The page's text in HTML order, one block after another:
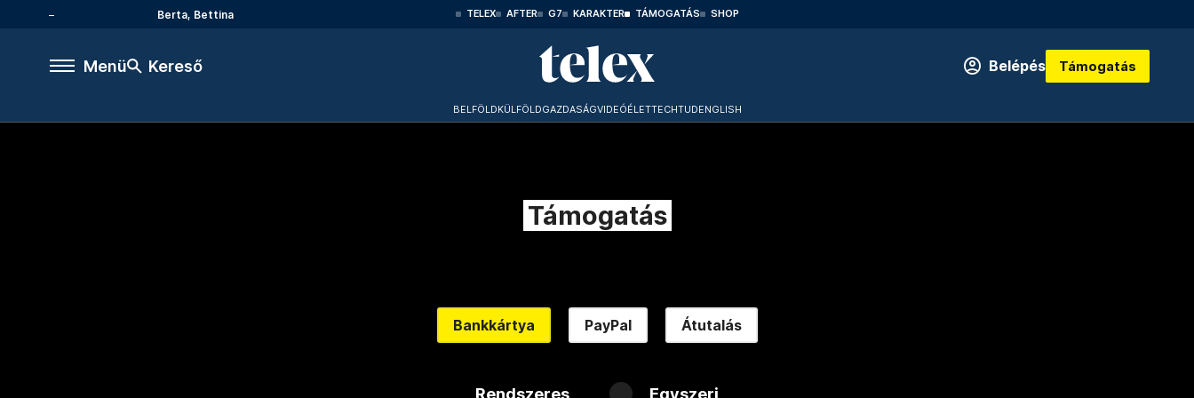
Berta, Bettina TELEX AFTER G7 KARAKTER TÁMOGATÁS SHOP
Menü Kereső Belépés Támogatás
BELFÖLDKÜLFÖLDGAZDASÁGVIDEÓÉLETTECHTUDENGLISH
Támogatás
Bankkártya PayPal Átutalás
Rendszeres Egyszeri